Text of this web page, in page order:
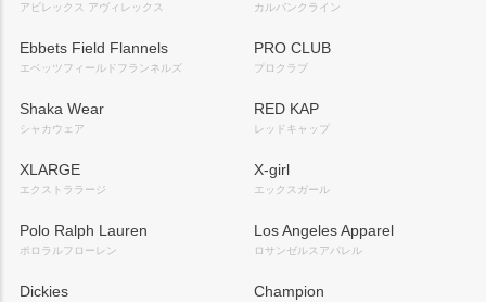
アビレックス アヴィレックス カルバンクライン
Ebbets Field Flannels
エベッツフィールドフランネルズ
PRO CLUB
プロクラブ
Shaka Wear
シャカウェア
RED KAP
レッドキャップ
XLARGE
エクストララージ
X-girl
エックスガール
Polo Ralph Lauren
ポロラルフローレン
Los Angeles Apparel
ロサンゼルスアパレル
Dickies Champion